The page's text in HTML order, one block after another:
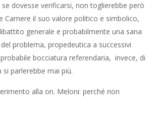
dovesse verificarsi, non toglierebbe però
Camere il suo valore politico e simbolico,
generale e probabilmente una sana
problema, propedeutica a successivi
bocciatura referendaria, invece, di
parlerebbe mai più.
alla on. Meloni: perché non